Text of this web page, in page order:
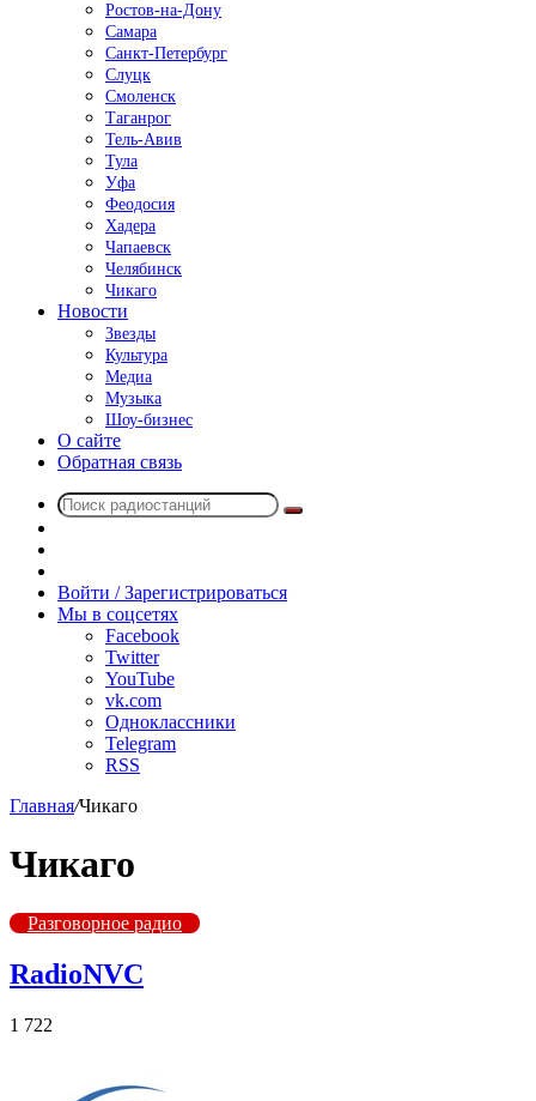
Ростов-на-Дону
Самара
Санкт-Петербург
Слуцк
Смоленск
Таганрог
Тель-Авив
Тула
Уфа
Феодосия
Хадера
Чапаевск
Челябинск
Чикаго
Новости
Звезды
Культура
Медиа
Музыка
Шоу-бизнес
О сайте
Обратная связь
Поиск
радио
Войти / Зарегистрироваться
Мы в соцсетях
Facebook
Twitter
YouTube
vk.com
Одноклассники
Telegram
RSS
Главная/Чикаго
Чикаго
Разговорное радио
RadioNVC
1 722